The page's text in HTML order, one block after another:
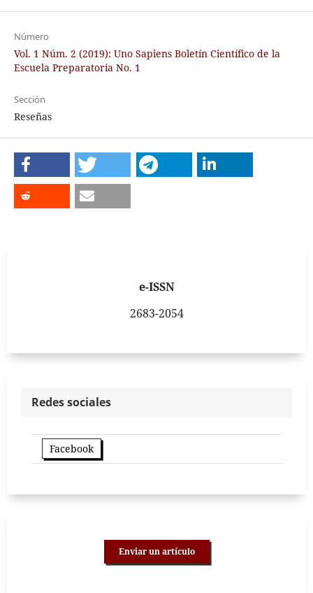
Número
Vol. 1 Núm. 2 (2019): Uno Sapiens Boletín Científico de la
Escuela Preparatoria No. 1
Sección
Reseñas
e-ISSN
2683-2054
Redes sociales
Facebook
Enviar un artículo